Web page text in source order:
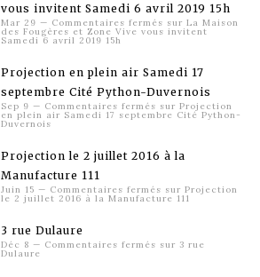
vous invitent Samedi 6 avril 2019 15h
Mar 29 — Commentaires fermés sur La Maison
des Fougères et Zone Vive vous invitent
Samedi 6 avril 2019 15h
Projection en plein air Samedi 17
septembre Cité Python-Duvernois
Sep 9 — Commentaires fermés sur Projection
en plein air Samedi 17 septembre Cité Python-
Duvernois
Projection le 2 juillet 2016 à la
Manufacture 111
Juin 15 — Commentaires fermés sur Projection
le 2 juillet 2016 à la Manufacture 111
3 rue Dulaure
Déc 8 — Commentaires fermés sur 3 rue
Dulaure